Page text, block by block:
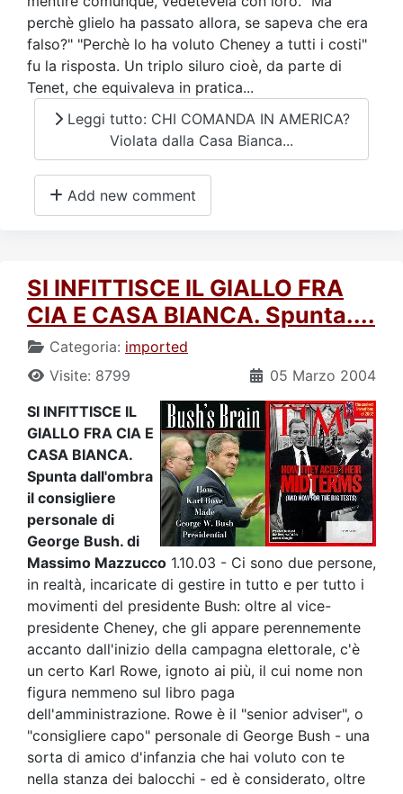
perchè glielo ha passato allora, se sapeva che era
falso?" "Perchè lo ha voluto Cheney a tutti i costi"
fu la risposta. Un triplo siluro cioè, da parte di
Tenet, che equivaleva in pratica...
Leggi tutto: CHI COMANDA IN AMERICA?
Violata dalla Casa Bianca...
Add new comment
SI INFITTISCE IL GIALLO FRA
CIA E CASA BIANCA. Spunta....
Categoria: imported
05 Marzo 2004
Visite: 8799
SI INFITTISCE IL
GIALLO FRA CIA E
CASA BIANCA.
Spunta dall'ombra
il consigliere
personale di
George Bush. di
Massimo Mazzucco 1.10.03 - Ci sono due persone,
in realtà, incaricate di gestire in tutto e per tutto i
movimenti del presidente Bush: oltre al vice-
presidente Cheney, che gli appare perennemente
accanto dall'inizio della campagna elettorale, c'è
un certo Karl Rowe, ignoto ai più, il cui nome non
figura nemmeno sul libro paga
dell'amministrazione. Rowe è il "senior adviser", o
"consigliere capo" personale di George Bush - una
sorta di amico d'infanzia che hai voluto con te
nella stanza dei balocchi - ed è considerato, oltre